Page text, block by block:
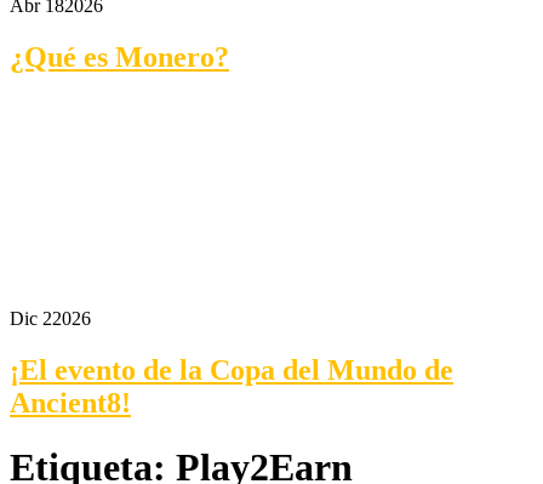
Abr 182026
¿Qué es Monero?
Dic 22026
¡El evento de la Copa del Mundo de
Ancient8!
Etiqueta: Play2Earn